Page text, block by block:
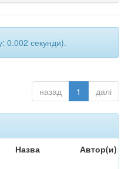
0.002 секунди).
назад 1 далі
Назва Автор(и)